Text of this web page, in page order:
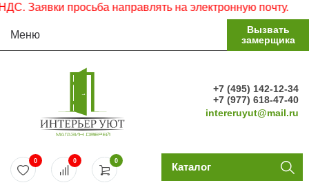
просьба направлять на электронную почту.
Меню
Вызвать
замерщика
+7 (495) 142-12-34
+7 (977) 618-47-40
intereruyut@mail.ru
0
0 0 Каталог